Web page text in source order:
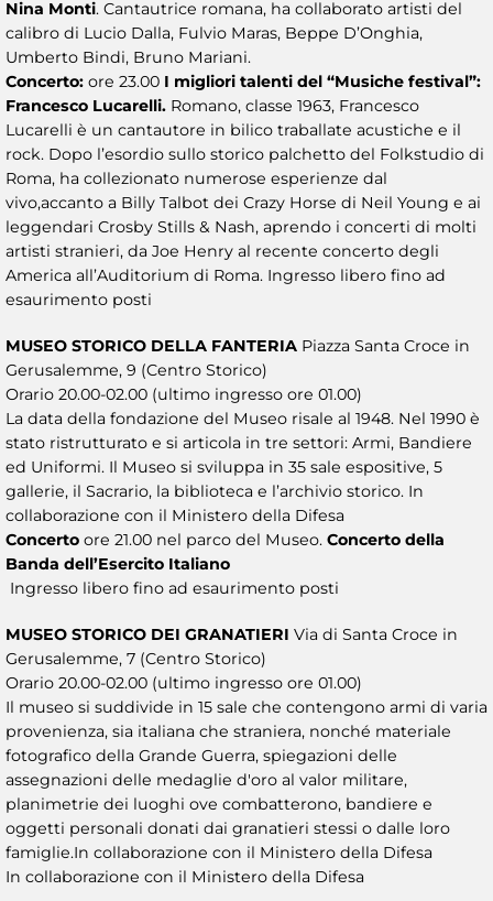
Nina Monti. Cantautrice romana, ha collaborato artisti del
calibro di Lucio Dalla, Fulvio Maras, Beppe D’Onghia,
Umberto Bindi, Bruno Mariani.
Concerto: ore 23.00 I migliori talenti del “Musiche festival”:
Francesco Lucarelli. Romano, classe 1963, Francesco
Lucarelli è un cantautore in bilico traballate acustiche e il
rock. Dopo l’esordio sullo storico palchetto del Folkstudio di
Roma, ha collezionato numerose esperienze dal
vivo,accanto a Billy Talbot dei Crazy Horse di Neil Young e ai
leggendari Crosby Stills & Nash, aprendo i concerti di molti
artisti stranieri, da Joe Henry al recente concerto degli
America all’Auditorium di Roma. Ingresso libero fino ad
esaurimento posti
MUSEO STORICO DELLA FANTERIA Piazza Santa Croce in
Gerusalemme, 9 (Centro Storico)
Orario 20.00-02.00 (ultimo ingresso ore 01.00)
La data della fondazione del Museo risale al 1948. Nel 1990 è
stato ristrutturato e si articola in tre settori: Armi, Bandiere
ed Uniformi. Il Museo si sviluppa in 35 sale espositive, 5
gallerie, il Sacrario, la biblioteca e l’archivio storico. In
collaborazione con il Ministero della Difesa
Concerto ore 21.00 nel parco del Museo. Concerto della
Banda dell’Esercito Italiano
Ingresso libero fino ad esaurimento posti
MUSEO STORICO DEI GRANATIERI Via di Santa Croce in
Gerusalemme, 7 (Centro Storico)
Orario 20.00-02.00 (ultimo ingresso ore 01.00)
Il museo si suddivide in 15 sale che contengono armi di varia
provenienza, sia italiana che straniera, nonché materiale
fotografico della Grande Guerra, spiegazioni delle
assegnazioni delle medaglie d'oro al valor militare,
planimetrie dei luoghi ove combatterono, bandiere e
oggetti personali donati dai granatieri stessi o dalle loro
famiglie.In collaborazione con il Ministero della Difesa
In collaborazione con il Ministero della Difesa